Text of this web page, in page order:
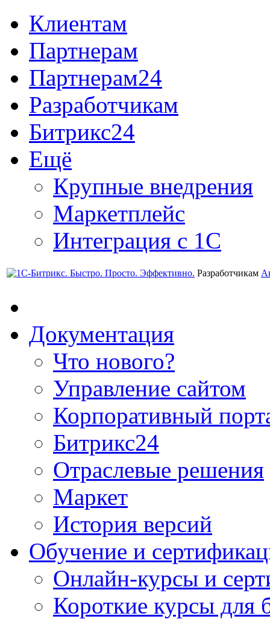
Клиентам
Партнерам
Партнерам24
Разработчикам
Битрикс24
Ещё
Крупные внедрения
Маркетплейс
Интеграция с 1С
Разработчикам
Документация
Что нового?
Управление сайтом
Корпоративный
Битрикс24
Отраслевые решения
Маркет
История версий
Обучение и
Онлайн-курсы и
Короткие курсы для